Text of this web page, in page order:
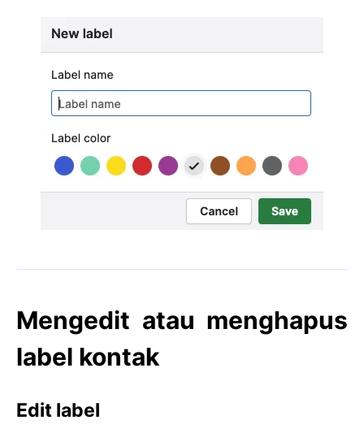
Mengedit atau menghapus
label kontak
Edit label